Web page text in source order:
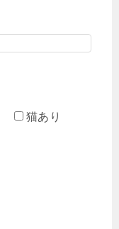
猫あり